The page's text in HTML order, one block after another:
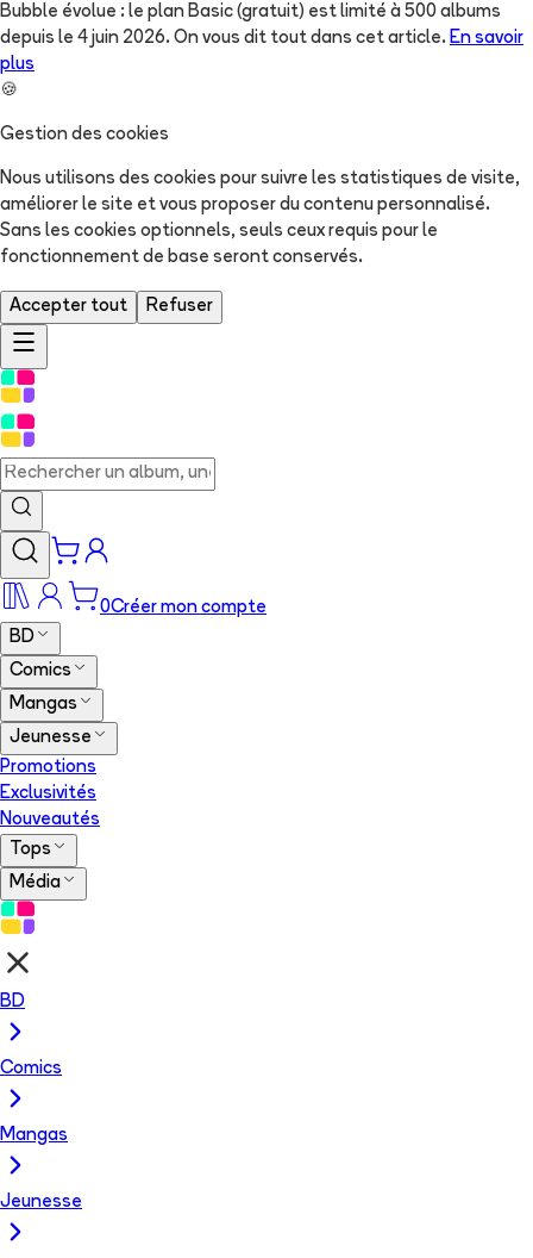
Bubble évolue : le plan Basic (gratuit) est limité à 500 albums
depuis le 4 juin 2026. On vous dit tout dans cet article. En savoir
plus
🍪
Gestion des cookies
Nous utilisons des cookies pour suivre les statistiques de visite,
améliorer le site et vous proposer du contenu personnalisé.
Sans les cookies optionnels, seuls ceux requis pour le
fonctionnement de base seront conservés.
Accepter tout Refuser
0Créer mon compte
BD
Comics
Mangas
Jeunesse
Promotions
Exclusivités
Nouveautés
Tops
Média
BD
Comics
Mangas
Jeunesse